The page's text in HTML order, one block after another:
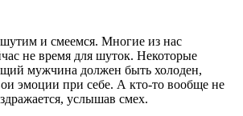
и смеемся. Многие из нас
не время для шуток. Некоторые
мужчина должен быть холоден,
эмоции при себе. А кто-то вообще не
услышав смех.